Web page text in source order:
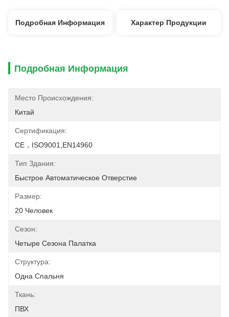
Подробная Информация Характер Продукции
Подробная Информация
Место Происхождения:
Китай
Сертификация:
CE，ISO9001,EN14960
Тип Здания:
Быстрое Автоматическое Отверстие
Размер:
20 Человек
Сезон:
Четыре Сезона Палатка
Структура:
Одна Спальня
Ткань:
ПВХ